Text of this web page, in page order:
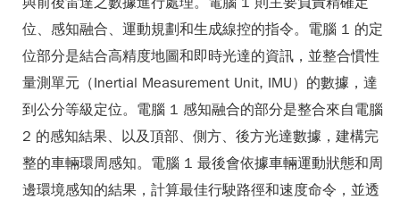
位、感知融合、運動規劃和生成線控的指令。電腦 1 的定
位部分是結合高精度地圖和即時光達的資訊，並整合慣性
量測單元（Inertial Measurement Unit, IMU）的數據，達
到公分等級定位。電腦 1 感知融合的部分是整合來自電腦
2 的感知結果、以及頂部、側方、後方光達數據，建構完
整的車輛環周感知。電腦 1 最後會依據車輛運動狀態和周
邊環境感知的結果，計算最佳行駛路徑和速度命令，並透